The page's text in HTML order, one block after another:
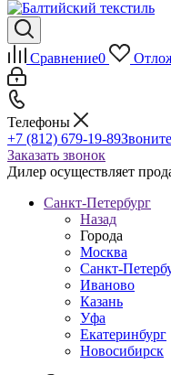
Сравнение0
Телефоны
+7 (812) 679-19-89
Заказать звонок
Дилер осуществляет
Санкт-Петербург
Назад
Города
Москва
Санкт-
Иваново
Казань
Уфа
Екатеринбург
Новосибирск